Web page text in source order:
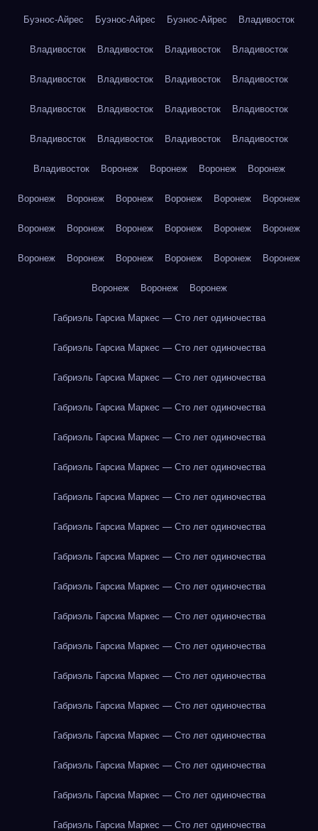
Буэнос-Айрес Буэнос-Айрес Буэнос-Айрес Владивосток
Владивосток Владивосток Владивосток Владивосток
Владивосток Владивосток Владивосток Владивосток
Владивосток Владивосток Владивосток Владивосток
Владивосток Владивосток Владивосток Владивосток
Владивосток Воронеж Воронеж Воронеж Воронеж
Воронеж Воронеж Воронеж Воронеж Воронеж Воронеж
Воронеж Воронеж Воронеж Воронеж Воронеж Воронеж
Воронеж Воронеж Воронеж Воронеж Воронеж Воронеж
Воронеж Воронеж Воронеж
Габриэль Гарсиа Маркес — Сто лет одиночества
Габриэль Гарсиа Маркес — Сто лет одиночества
Габриэль Гарсиа Маркес — Сто лет одиночества
Габриэль Гарсиа Маркес — Сто лет одиночества
Габриэль Гарсиа Маркес — Сто лет одиночества
Габриэль Гарсиа Маркес — Сто лет одиночества
Габриэль Гарсиа Маркес — Сто лет одиночества
Габриэль Гарсиа Маркес — Сто лет одиночества
Габриэль Гарсиа Маркес — Сто лет одиночества
Габриэль Гарсиа Маркес — Сто лет одиночества
Габриэль Гарсиа Маркес — Сто лет одиночества
Габриэль Гарсиа Маркес — Сто лет одиночества
Габриэль Гарсиа Маркес — Сто лет одиночества
Габриэль Гарсиа Маркес — Сто лет одиночества
Габриэль Гарсиа Маркес — Сто лет одиночества
Габриэль Гарсиа Маркес — Сто лет одиночества
Габриэль Гарсиа Маркес — Сто лет одиночества
Габриэль Гарсиа Маркес — Сто лет одиночества